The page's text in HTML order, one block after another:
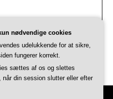
nødvendige cookies
udelukkende for at sikre,
fungerer korrekt.
sættes af os og slettes
når din session slutter eller efter